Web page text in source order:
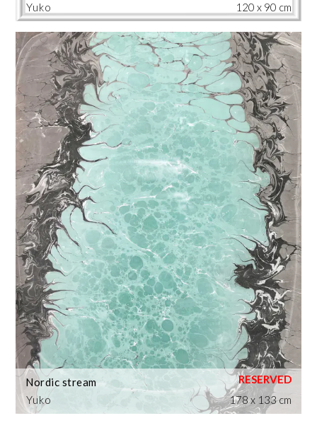
Yuko
120 x 90 cm
Yuko
Nordic stream
178 x 133 cm